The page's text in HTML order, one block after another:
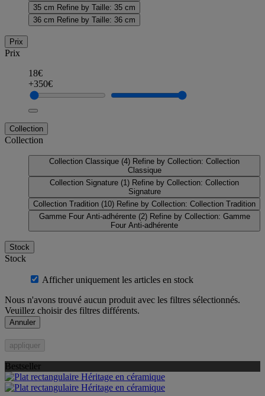
35 cm Refine by Taille: 35 cm
36 cm Refine by Taille: 36 cm
Prix
Prix
18€
+350€
Collection
Collection
Collection Classique (4) Refine by Collection: Collection
Classique
Collection Signature (1) Refine by Collection: Collection
Signature
Collection Tradition (10) Refine by Collection: Collection Tradition
Gamme Four Anti-adhérente (2) Refine by Collection: Gamme
Four Anti-adhérente
Stock
Stock
Afficher uniquement les articles en stock
Nous n'avons trouvé aucun produit avec les filtres sélectionnés.
Veuillez choisir des filtres différents.
Annuler
appliquer
Bestseller